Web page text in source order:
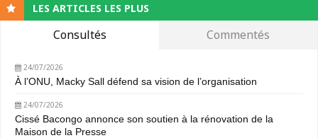
LES ARTICLES LES PLUS
Consultés Commentés
24/07/2026
À l’ONU, Macky Sall défend sa vision de l’organisation
24/07/2026
Cissé Bacongo annonce son soutien à la rénovation de la
Maison de la Presse